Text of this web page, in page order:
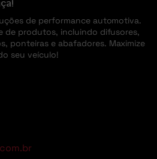
de performance automotiva.
de produtos, incluindo difusores,
ponteiras e abafadores. Maximize
seu veículo!